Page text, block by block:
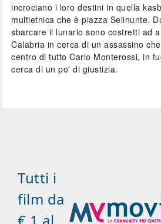
incrociano i loro destini in quella
multietnica che è piazza Selinunte.
sbarcare il lunario sono costretti ad
Calabria in cerca di un assassino
centro di tutto Carlo Monterossi, in
cerca di un po' di giustizia.
Tutti i
film da
€ 1 al